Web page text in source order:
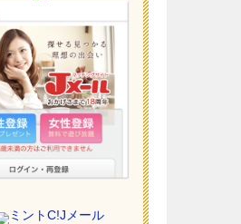
ミントC!Jメール